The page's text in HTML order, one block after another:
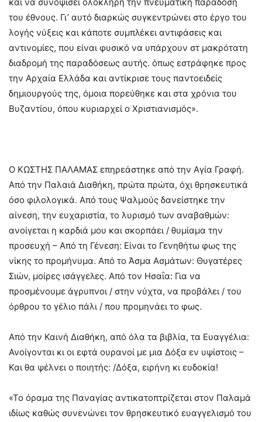
του έθνους. Γι’ αυτό διαρκώς συγκεντρώνει στο έργο του
λογής νύξεις και κάποτε συμπλέκει αντιφάσεις και
αντινομίες, που είναι φυσικό να υπάρχουν στ μακρότατη
διαδρομή της παραδόσεως αυτής. όπως εστράφηκε προς
την Αρχαία Ελλάδα και αντίκρισε τους παντοειδείς
δημιουργούς της, όμοια πορεύθηκε και στα χρόνια του
Βυζαντίου, όπου κυριαρχεί ο Χριστιανισμός».
Ο ΚΩΣΤΗΣ ΠΑΛΑΜΑΣ επηρεάστηκε από την Αγία Γραφή.
Από την Παλαιά Διαθήκη, πρώτα πρώτα, όχι θρησκευτικά
όσο φιλολογικά. Από τους Ψαλμούς δανείστηκε την
αίνεση, την ευχαριστία, το λυρισμό των αναβαθμών:
ανοίγεται η καρδιά μου και σκορπάει / θυμίαμα την
προσευχή – Από τη Γένεση: Είναι το Γενηθήτω φως της
νίκης το προμήνυμα. Από το Άσμα Ασμάτων: Θυγατέρες
Σιών, μοίρες ισάγγελες. Από τον Ησαΐα: Για να
προσμένουμε άγρυπνοι / στην νύχτα, να προβάλει / του
όρθρου το γέλιο πάλι / που προμηνάει το φως.
Από την Καινή Διαθήκη, από όλα τα βιβλία, τα Ευαγγέλια:
Ανοίγονται κι οι εφτά ουρανοί με μια Δόξα εν υψίστοις –
Και θα ψέλνει ο ποιητής: /Δόξα, ειρήνη κι ευδοκία!
«Το όραμα της Παναγίας αντικατοπτρίζεται στον Παλαμά
ιδίως καθώς συνενώνει τον θρησκευτικό ευαγγελισμό του